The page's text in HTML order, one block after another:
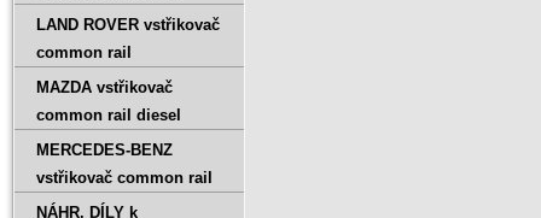
LAND ROVER vstřikovač
common rail
MAZDA vstřikovač
common rail diesel
MERCEDES-BENZ
vstřikovač common rail
NÁHR. DÍLY k